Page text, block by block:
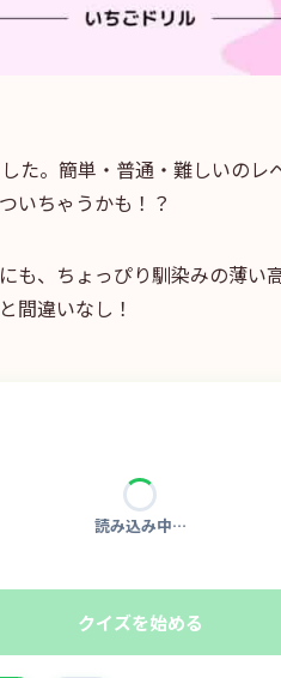
た。簡単・普通・難しいのレ
いちゃうかも！？
も、ちょっぴり馴染みの薄い
間違いなし！
読み込み中…
クイズを始める